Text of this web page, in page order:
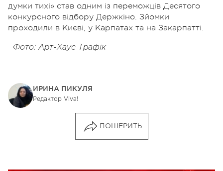
думки тихі» став одним із переможців Десятого
конкурсного відбору Держкіно. Зйомки
проходили в Києві, у Карпатах та на Закарпатті.
Фото: Арт-Хаус Трафік
ИРИНА ПИКУЛЯ
Редактор Viva!
ПОШЕРИТЬ